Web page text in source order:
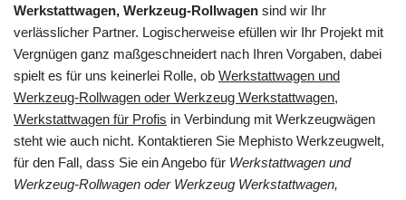
Werkstattwagen, Werkzeug-Rollwagen sind wir Ihr
verlässlicher Partner. Logischerweise efüllen wir Ihr Projekt mit
Vergnügen ganz maßgeschneidert nach Ihren Vorgaben, dabei
spielt es für uns keinerlei Rolle, ob Werkstattwagen und
Werkzeug-Rollwagen oder Werkzeug Werkstattwagen,
Werkstattwagen für Profis in Verbindung mit Werkzeugwägen
steht wie auch nicht. Kontaktieren Sie Mephisto Werkzeugwelt,
für den Fall, dass Sie ein Angebo für Werkstattwagen und
Werkzeug-Rollwagen oder Werkzeug Werkstattwagen,